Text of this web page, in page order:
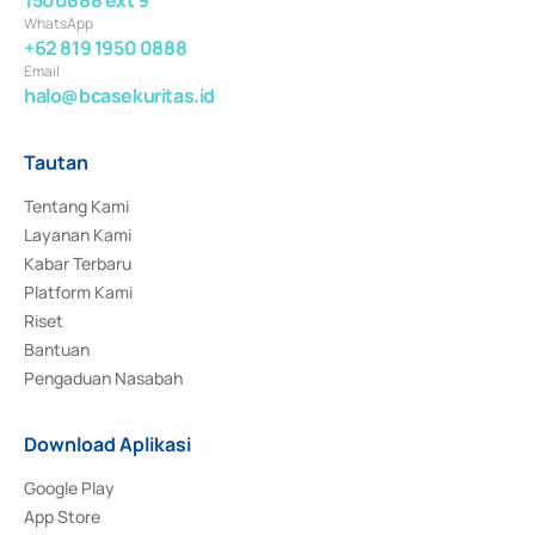
WhatsApp
+62 819 1950 0888
Email
halo@bcasekuritas.id
Tautan
Tentang Kami
Layanan Kami
Kabar Terbaru
Platform Kami
Riset
Bantuan
Pengaduan Nasabah
Download Aplikasi
Google Play
App Store